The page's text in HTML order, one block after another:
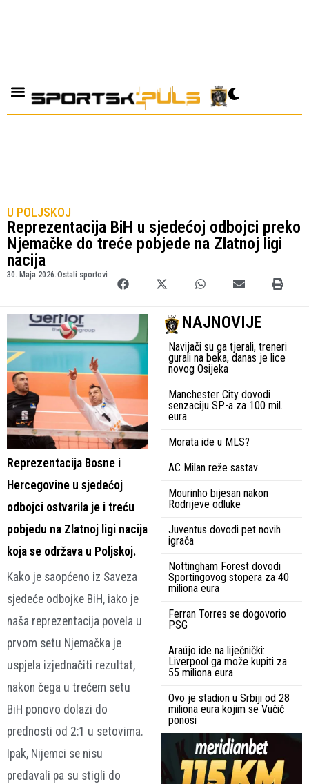
U POLJSKOJ
Reprezentacija BiH u sjedećoj odbojci preko
Njemačke do treće pobjede na Zlatnoj ligi
nacija
30. Maja 2026.Ostali sportovi
Reprezentacija Bosne i
Hercegovine u sjedećoj
odbojci ostvarila je i treću
pobjedu na Zlatnoj ligi nacija
koja se održava u Poljskoj.
Kako je saopćeno iz Saveza
sjedeće odbojke BiH, iako je
naša reprezentacija povela u
prvom setu Njemačka je
uspjela izjednačiti rezultat,
nakon čega u trećem setu
BiH ponovo dolazi do
prednosti od 2:1 u setovima.
Ipak, Nijemci se nisu
predavali pa su stigli do
NAJNOVIJE
Navijači su ga tjerali, treneri
gurali na beka, danas je lice
novog Osijeka
Manchester City dovodi
senzaciju SP-a za 100 mil.
eura
Morata ide u MLS?
AC Milan reže sastav
Mourinho bijesan nakon
Rodrijeve odluke
Juventus dovodi pet novih
igrača
Nottingham Forest dovodi
Sportingovog stopera za 40
miliona eura
Ferran Torres se dogovorio
PSG
Araújo ide na liječnički:
Liverpool ga može kupiti za
55 miliona eura
Ovo je stadion u Srbiji od 28
miliona eura kojim se Vučić
ponosi